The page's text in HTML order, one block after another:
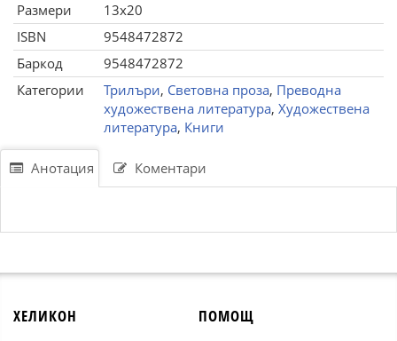
Размери
13x20
ISBN
9548472872
Баркод
9548472872
Категории
Трилъри, Световна проза, Преводна
художествена литература, Художествена
литература, Книги
Анотация Коментари
ХЕЛИКОН ПОМОЩ